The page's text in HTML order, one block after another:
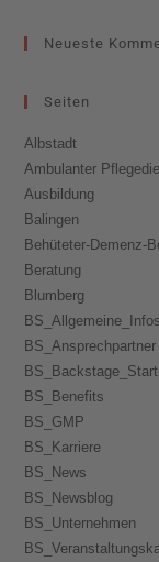
Neueste
Seiten
Albstadt
Ambulanter
Ausbildung
Balingen
Behüteter-Demenz-
Beratung
Blumberg
BS_Allgemeine_Infos
BS_Ansprechpartner
BS_Benefits
BS_GMP
BS_Karriere
BS_News
BS_Newsblog
BS_Unternehmen